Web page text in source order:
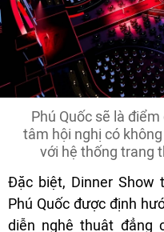
Phú Quốc sẽ là
tâm hội nghị có
với hệ thống trang
Đặc biệt, Dinner Show
Phú Quốc được định
diễn nghệ thuật đẳng